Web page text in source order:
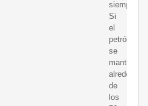
siempre.
Si
el
petróleo
se
mantiene
alrededor
de
los